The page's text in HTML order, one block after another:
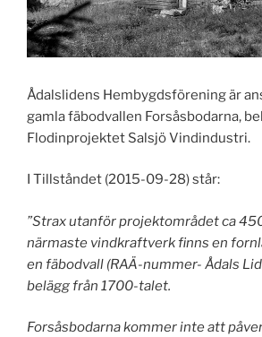
Ådalslidens Hembygdsförening är
gamla fäbodvallen Forsåsbodarna,
Flodinprojektet Salsjö Vindindustri.
I Tillståndet (2015-09-28) står:
”Strax utanför projektområdet ca
närmaste vindkraftverk finns en
en fäbodvall (RAÄ-nummer- Ådals
belägg från 1700-talet.
Forsåsbodarna kommer inte att